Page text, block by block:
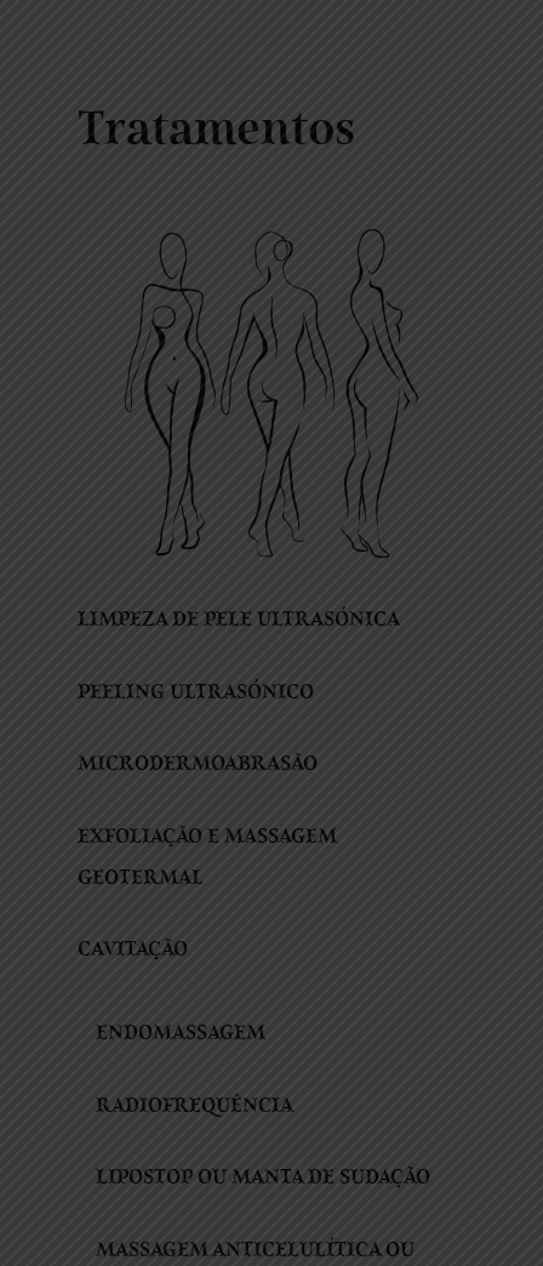
Tratamentos
LIMPEZA DE PELE ULTRASÓNICA
PEELING ULTRASÓNICO
MICRODERMOABRASÃO
EXFOLIAÇÃO E MASSAGEM
GEOTERMAL
CAVITAÇÃO
ENDOMASSAGEM
RADIOFREQUÊNCIA
LIPOSTOP OU MANTA DE SUDAÇÃO
MASSAGEM ANTICELULÍTICA OU